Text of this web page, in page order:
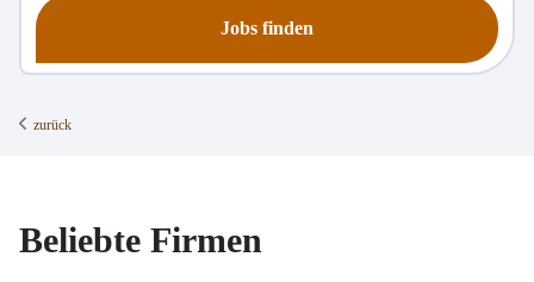
Jobs finden
zurück
Beliebte Firmen